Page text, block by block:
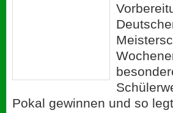
Pokal gewinnen und so